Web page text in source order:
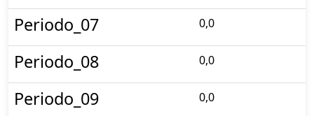
Periodo_07 0,0
Periodo_08 0,0
Periodo_09 0,0